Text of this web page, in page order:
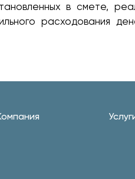
в смете,
расходования